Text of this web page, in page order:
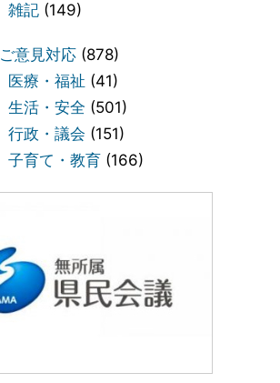
雑記 (149)
ご意見対応 (878)
医療・福祉 (41)
生活・安全 (501)
行政・議会 (151)
子育て・教育 (166)